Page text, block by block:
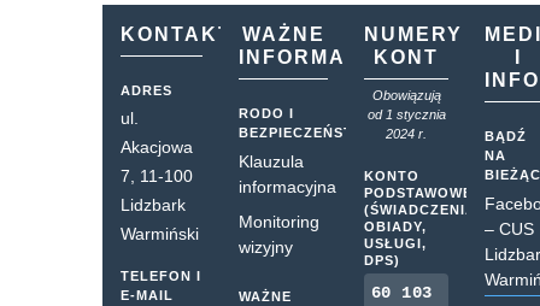
KONTAKT
ADRES
ul.
Akacjowa
7, 11-100
Lidzbark
Warmiński
TELEFON I
E-MAIL
WAŻNE
INFORMACJE
RODO I
BEZPIECZEŃSTWO
Klauzula
informacyjna
Monitoring
wizyjny
WAŻNE
NUMERY
KONT
Obowiązują
od 1 stycznia
2024 r.
KONTO
PODSTAWOWE
(ŚWIADCZENIA,
OBIADY,
USŁUGI,
DPS)
60 103
BĄDŹ
NA
– CUS